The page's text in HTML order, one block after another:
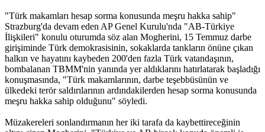
"Türk makamları hesap sorma konusunda meşru hakka sahip"
Strazburg'da devam eden AP Genel Kurulu'nda "AB-Türkiye
İlişkileri" konulu oturumda söz alan Mogherini, 15 Temmuz darbe
girişiminde Türk demokrasisinin, sokaklarda tankların önüne çıkan
halkın ve hayatını kaybeden 200'den fazla Türk vatandaşının,
bombalanan TBMM'nin yanında yer aldıklarını hatırlatarak başladığı
konuşmasında, "Türk makamlarının, darbe teşebbüsünün ve
ülkedeki terör saldırılarının ardındakilerden hesap sorma konusunda
meşru hakka sahip olduğunu" söyledi.
Müzakereleri sonlandırmanın her iki tarafa da kaybettireceğinin